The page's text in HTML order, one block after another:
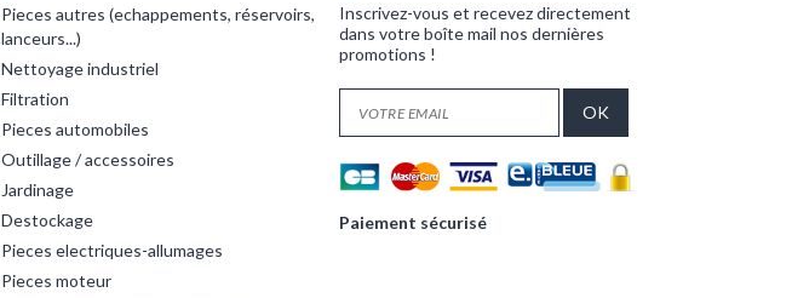
Pieces autres (echappements, réservoirs,
lanceurs...)
Nettoyage industriel
Filtration
Pieces automobiles
Outillage / accessoires
Jardinage
Destockage
Pieces electriques-allumages
Pieces moteur
Inscrivez-vous et recevez directement
dans votre boîte mail nos dernières
promotions !
Paiement sécurisé